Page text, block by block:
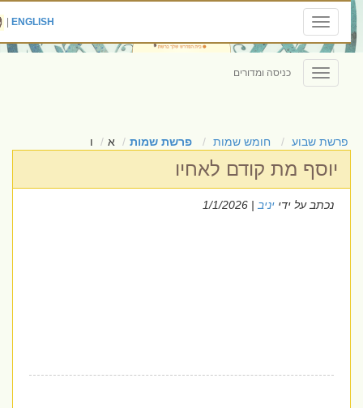
Toggle
navigation
ENGLISH
|
Toggle
navigation
כניסה ומדורים
פרשת שבוע חומש שמות פרשת שמות א ו
יוסף מת קודם לאחיו
נכתב על ידייניב| 1/1/2026